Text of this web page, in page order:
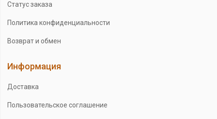
Статус заказа
Политика конфиденциальности
Возврат и обмен
Информация
Доставка
Пользовательское соглашение